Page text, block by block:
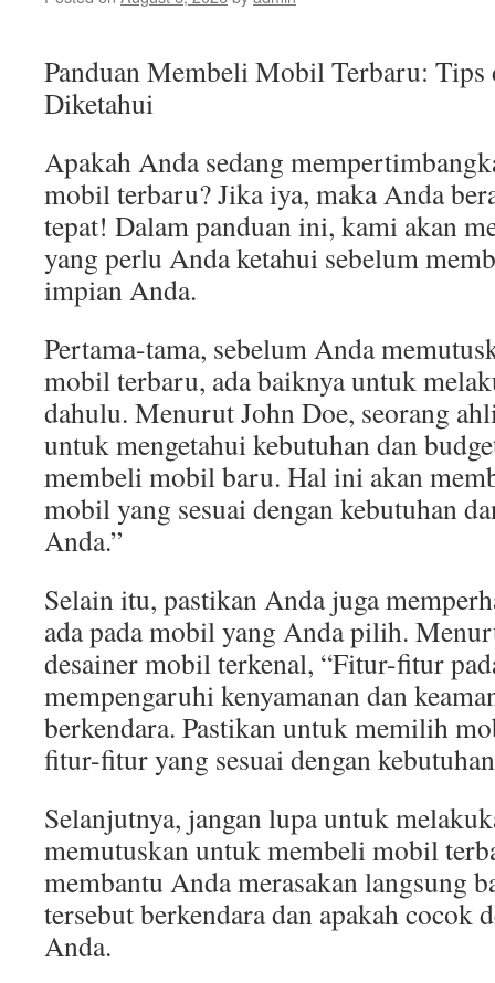
Panduan Membeli Mobil Terbaru: Tips
Diketahui
Apakah Anda sedang
mobil terbaru? Jika iya, maka Anda
tepat! Dalam panduan ini, kami akan
yang perlu Anda ketahui sebelum
impian Anda.
Pertama-tama, sebelum Anda
mobil terbaru, ada baiknya untuk
dahulu. Menurut John Doe, seorang
untuk mengetahui kebutuhan dan
membeli mobil baru. Hal ini akan
mobil yang sesuai dengan kebutuhan
Anda.”
Selain itu, pastikan Anda juga
ada pada mobil yang Anda pilih.
desainer mobil terkenal, “Fitur-fitur
mempengaruhi kenyamanan dan
berkendara. Pastikan untuk memilih
fitur-fitur yang sesuai dengan
Selanjutnya, jangan lupa untuk
memutuskan untuk membeli mobil
membantu Anda merasakan langsung
tersebut berkendara dan apakah cocok
Anda.